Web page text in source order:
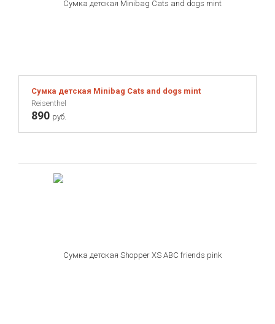
Сумка детская Minibag Cats and dogs mint
Reisenthel
890 руб.